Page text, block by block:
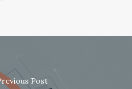
Post